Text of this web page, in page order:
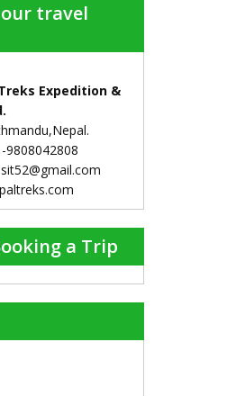
travel
Expedition &
9808042808
a Trip